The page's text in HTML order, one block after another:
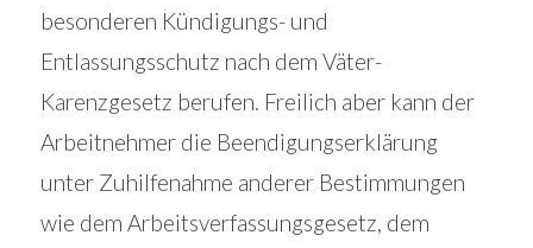
besonderen Kündigungs- und
Entlassungsschutz nach dem Väter-
Karenzgesetz berufen. Freilich aber kann der
Arbeitnehmer die Beendigungserklärung
unter Zuhilfenahme anderer Bestimmungen
wie dem Arbeitsverfassungsgesetz, dem